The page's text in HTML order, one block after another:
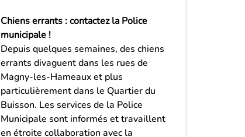
Chiens errants : contactez la Police
municipale !
Depuis quelques semaines, des chiens
errants divaguent dans les rues de
Magny-les-Hameaux et plus
particulièrement dans le Quartier du
Buisson. Les services de la Police
Municipale sont informés et travaillent
en étroite collaboration avec la